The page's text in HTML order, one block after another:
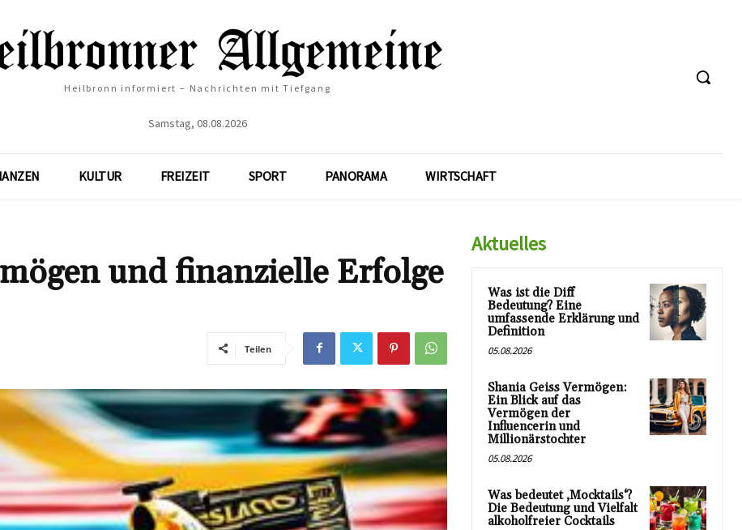
Heilbronn informiert – Nachrichten mit Tiefgang
Samstag, 08.08.2026
KULTUR FREIZEIT SPORT PANORAMA WIRTSCHAFT
und finanzielle Erfolge
Teilen
Aktuelles
Was ist die Diff
Bedeutung? Eine
umfassende Erklärung und
Definition
05.08.2026
Shania Geiss Vermögen:
Ein Blick auf das
Vermögen der
Influencerin und
Millionärstochter
05.08.2026
Was bedeutet ‚Mocktails‘?
Die Bedeutung und Vielfalt
alkoholfreier Cocktails